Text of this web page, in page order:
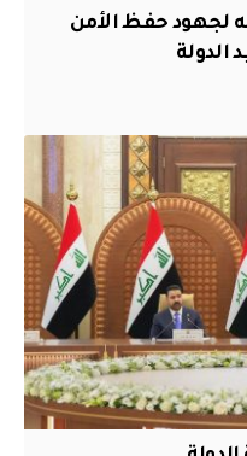
لجهود حفظ الأمن
الدولة